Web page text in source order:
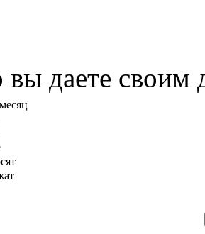
вы даете своим